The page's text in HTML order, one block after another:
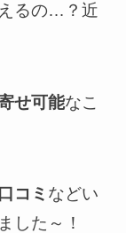
るの…？近
せ可能なこ
口コミ などい
した～！